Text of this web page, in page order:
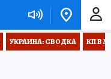
УКРАИНА: СВОДКА КП В